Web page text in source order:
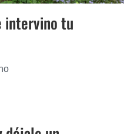
intervino tu